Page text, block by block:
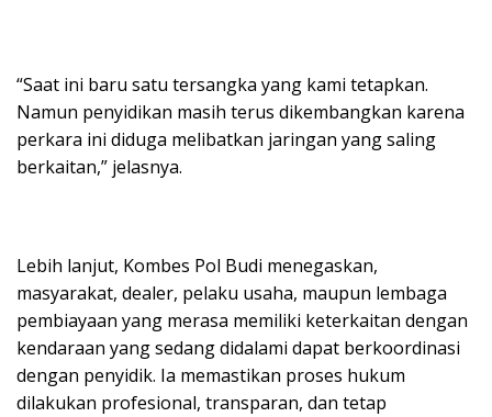
“Saat ini baru satu tersangka yang kami tetapkan.
Namun penyidikan masih terus dikembangkan karena
perkara ini diduga melibatkan jaringan yang saling
berkaitan,” jelasnya.
Lebih lanjut, Kombes Pol Budi menegaskan,
masyarakat, dealer, pelaku usaha, maupun lembaga
pembiayaan yang merasa memiliki keterkaitan dengan
kendaraan yang sedang didalami dapat berkoordinasi
dengan penyidik. Ia memastikan proses hukum
dilakukan profesional, transparan, dan tetap